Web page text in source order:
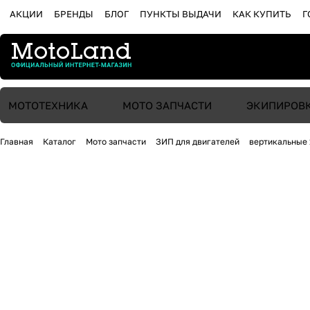
АКЦИИ БРЕНДЫ БЛОГ ПУНКТЫ ВЫДАЧИ КАК КУПИТЬ
МОТОТЕХНИКА МОТО ЗАПЧАСТИ
Главная Каталог Мото запчасти ЗИП для двигателей